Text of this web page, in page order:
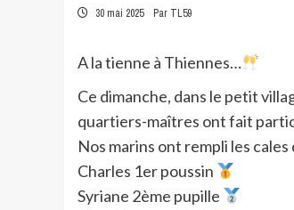
30 mai 2025 Par TL59
A la tienne à Thiennes…
Ce dimanche, dans le petit
quartiers-maîtres ont fait
Nos marins ont rempli les
Charles 1er poussin
Syriane 2ème pupille